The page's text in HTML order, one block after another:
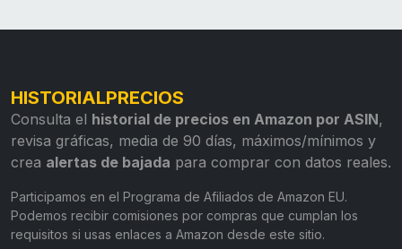
HISTORIALPRECIOS
Consulta el historial de precios en Amazon por ASIN,
revisa gráficas, media de 90 días, máximos/mínimos y
crea alertas de bajada para comprar con datos reales.
Participamos en el Programa de Afiliados de Amazon EU.
Podemos recibir comisiones por compras que cumplan los
requisitos si usas enlaces a Amazon desde este sitio.